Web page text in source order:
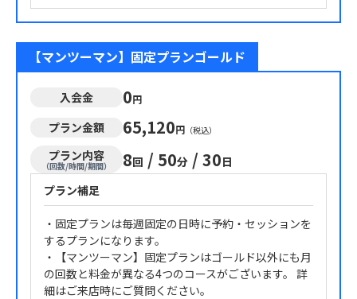
【マンツーマン】固定プランゴールド
入会金 0円
プラン金額 65,120円 （税込）
プラン内容
（回数/時間/期間） 8回 / 50分 / 30日
プラン補足
・固定プランは毎週固定の日時に予約・セッションを
するプランになります。
・【マンツーマン】固定プランはゴールド以外にも月
の回数と料金が異なる4つのコースがございます。 詳
細はご来店時にご質問ください。